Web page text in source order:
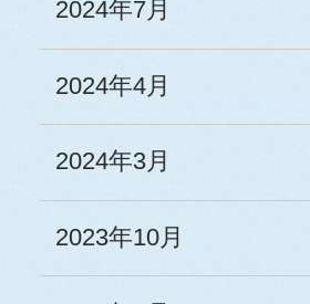
2024年7月
2024年4月
2024年3月
2023年10月